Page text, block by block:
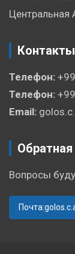
Центральная
Контакты
Телефон:
Телефон:
Email:
Обратная
Вопросы